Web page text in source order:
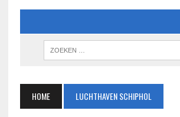
HOME LUCHTHAVEN SCHIPHOL